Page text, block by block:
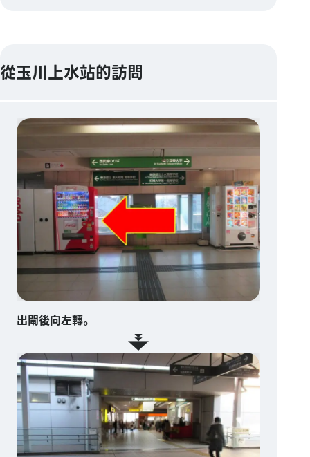
從玉川上水站的訪問
出閘後向左轉。